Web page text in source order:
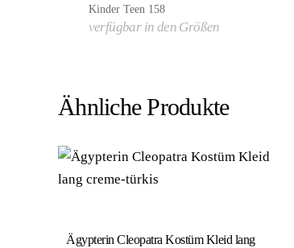
Kinder Teen 158
verfügbar in den Größen
Ähnliche Produkte
Ägypterin Cleopatra Kostüm Kleid lang